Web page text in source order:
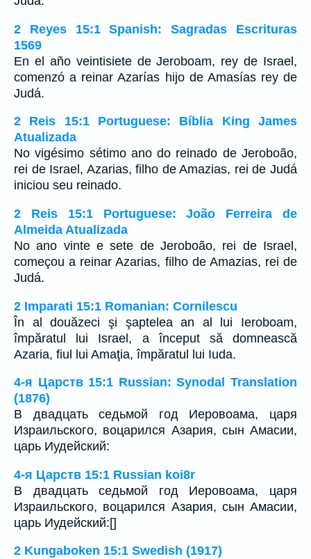
2 Reyes 15:1 Spanish: Sagradas Escrituras
1569
En el año veintisiete de Jeroboam, rey de Israel,
comenzó a reinar Azarías hijo de Amasías rey de
Judá.
2 Reis 15:1 Portuguese: Bíblia King James
Atualizada
No vigésimo sétimo ano do reinado de Jeroboão,
rei de Israel, Azarias, filho de Amazias, rei de Judá
iniciou seu reinado.
2 Reis 15:1 Portuguese: João Ferreira de
Almeida Atualizada
No ano vinte e sete de Jeroboão, rei de Israel,
começou a reinar Azarias, filho de Amazias, rei de
Judá.
2 Imparati 15:1 Romanian: Cornilescu
În al douăzeci şi şaptelea an al lui Ieroboam,
împăratul lui Israel, a început să domnească
Azaria, fiul lui Amaţia, împăratul lui Iuda.
4-я Царств 15:1 Russian: Synodal Translation
(1876)
В двадцать седьмой год Иеровоама, царя
Израильского, воцарился Азария, сын Амасии,
царь Иудейский:
4-я Царств 15:1 Russian koi8r
В двадцать седьмой год Иеровоама, царя
Израильского, воцарился Азария, сын Амасии,
царь Иудейский:[]
2 Kungaboken 15:1 Swedish (1917)